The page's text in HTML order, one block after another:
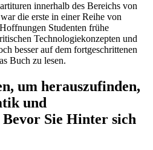
innerhalb des Bereichs von
die erste in einer Reihe von
Studenten frühe
Technologiekonzepten und
besser auf dem fortgeschrittenen
Buch zu lesen.
um herauszufinden,
und
Sie Hinter sich